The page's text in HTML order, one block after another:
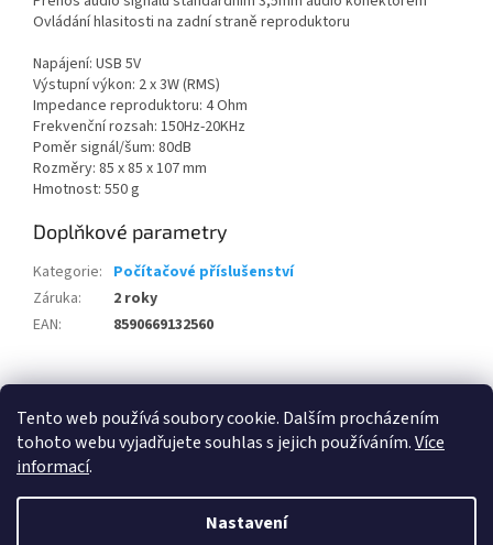
Tento web používá soubory cookie. Dalším procházením
tohoto webu vyjadřujete souhlas s jejich používáním.Více
informací.
Nastavení
Ovládání hlasitosti na zadní straně reproduktoru
Napájení: USB 5V
Výstupní výkon: 2 x 3W (RMS)
Impedance reproduktoru: 4 Ohm
Frekvenční rozsah: 150Hz-20KHz
Poměr signál/šum: 80dB
Rozměry: 85 x 85 x 107 mm
Hmotnost: 550 g
Doplňkové parametry
Kategorie: Počítačové příslušenství
Záruka:
2 roky
EAN: 8590669132560
Z
100 % zákazníků Heureka.cz nás doporučuje! Zboží.cz Firmy.cz
Vytvořil Shoptet